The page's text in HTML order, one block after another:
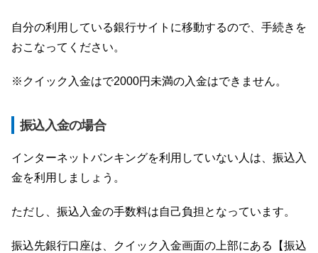
自分の利用している銀行サイトに移動するので、手続きを
おこなってください。
※クイック入金はで2000円未満の入金はできません。
振込入金の場合
インターネットバンキングを利用していない人は、振込入
金を利用しましょう。
ただし、振込入金の手数料は自己負担となっています。
振込先銀行口座は、クイック入金画面の上部にある【振込